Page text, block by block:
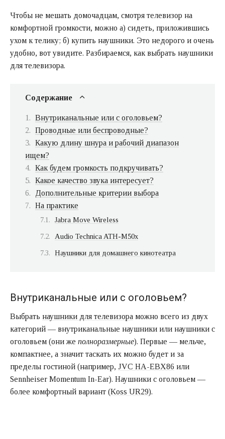
Чтобы не мешать домочадцам, смотря телевизор на
комфортной громкости, можно а) сидеть, приложившись
ухом к телику; б) купить наушники. Это недорого и очень
удобно, вот увидите. Разбираемся, как выбрать наушники
для телевизора.
Содержание
Внутриканальные или с оголовьем?
Проводные или беспроводные?
Какую длину шнура и рабочий диапазон
ищем?
Как будем громкость подкручивать?
Какое качество звука интересует?
Дополнительные критерии выбора
На практике
Jabra Move Wireless
Audio Technica ATH-M50x
Наушники для домашнего кинотеатра
Внутриканальные или с оголовьем?
Выбрать наушники для телевизора можно всего из двух
категорий — внутриканальные наушники или наушники с
оголовьем (они же полноразмерные). Первые — мельче,
компактнее, а значит таскать их можно будет и за
пределы гостиной (например, JVC HA-EBX86 или
Sennheiser Momentum In-Ear). Наушники с оголовьем —
более комфортный вариант (Koss UR29).